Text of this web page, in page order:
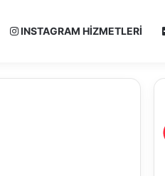
INSTAGRAM HIZMETLERI